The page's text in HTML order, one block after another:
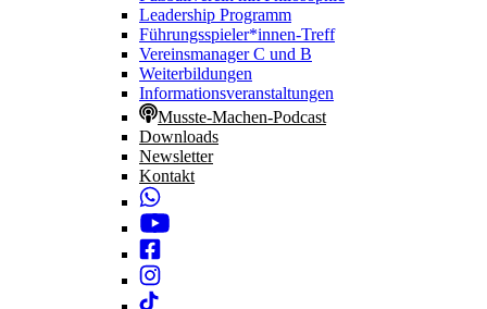
Leadership Programm
Führungsspieler*innen-Treff
Vereinsmanager C und B
Weiterbildungen
Informationsveranstaltungen
Musste-Machen-Podcast
Downloads
Newsletter
Kontakt